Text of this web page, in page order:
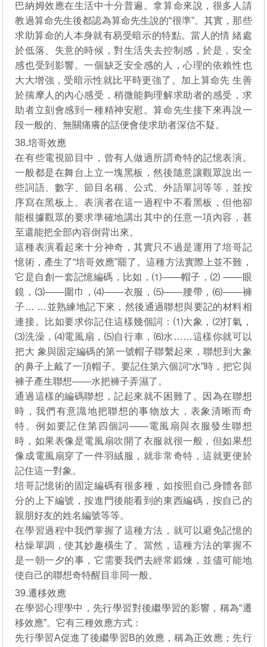
巴納姆效應在生活中十分普遍。拿算命來說，很多人請
教過算命先生後都認為算命先生說的“很準”。其實，那些
求助算命的人本身就有易受暗示的特點。當人的情 緒處
於低落、失意的時候，對生活失去控制感，於是，安全
感也受到影響。一個缺乏安全感的人，心理的依賴性也
大大增強，受暗示性就比平時更強了。加上算命先 生善
於揣摩人的內心感受，稍微能夠理解求助者的感受，求
助者立刻會感到一種精神安慰。算命先生接下來再說一
段一般的、無關痛癢的話便會使求助者深信不疑。
38.培哥效應
在有些電視節目中，曾有人做過所謂奇特的記憶表演。
一般都是在舞台上立一塊黑板，然後隨意讓觀眾說出一
些詞語、數字、節目名稱、公式、外語單詞等等，並按
序寫在黑板上。表演者在這一過程中不看黑板，但他卻
能根據觀眾的要求準確地講出其中的任意一項內容，甚
至還能把全部內容倒背出來。
這種表演看起來十分神奇，其實只不過是運用了培哥記
憶術，產生了“培哥效應”罷了。這種方法實際上並不難，
它是自創一套記憶編碼，比如，⑴——帽子，⑵ ——眼
鏡，⑶——圍巾，⑷——衣服，⑸——腰帶，⑹——褲
子… …並熟練地記下來，然後通過聯想與要記的材料相
連接。比如要求你記住這樣幾個詞：⑴大象，⑵打氣，
⑶洗澡，⑷電風扇，⑸自行車，⑹水……這樣你就可以
把大 象與固定編碼的第一號帽子聯繫起來，聯想到大象
的鼻子上戴了一頂帽子。要記住第六個詞“水”時，把它與
褲子產生聯想——水把褲子弄濕了。
通過這樣的編碼聯想，記起來就不困難了。因為在聯想
時，我們有意識地把聯想的事物放大，表象清晰而奇
特。例如要記住第四個詞——電風扇與衣服發生聯想
時，如果表像是電風扇吹開了衣服就很一般，但如果想
像成電風扇穿了一件羽絨服，就非常奇特，這就更便於
記住這一對象。
培哥記憶術的固定編碼有很多種，如按照自己身體各部
分的上下編號，按進門後能看到的東西編碼，按自己的
親朋好友的姓名編號等等。
在學習過程中我們掌握了這種方法，就可以避免記憶的
枯燥單調，使其妙趣橫生了。當然，這種方法的掌握不
是一朝一夕的事，它需要我們去經常鍛煉，並儘可能地
使自己的聯想奇特醒目非同一般。
39.遷移效應
在學習心理學中，先行學習對後繼學習的影響，稱為“遷
移效應”。它有三種效應方式：
先行學習A促進了後繼學習B的效應，稱為正效應；先行